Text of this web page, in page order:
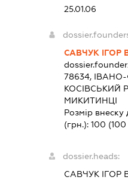
25.01.06
САВЧУК ІГОР
78634,
КОСІВСЬКИЙ
МИКИТИНЦІ
Розмір
(грн.): 100 (100
dossier.heads:
САВЧУК ІГОР